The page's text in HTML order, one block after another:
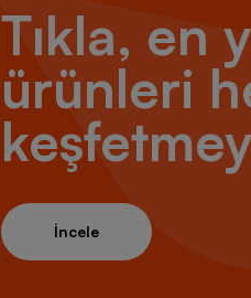
Tıkla, en
ürünleri
İncele